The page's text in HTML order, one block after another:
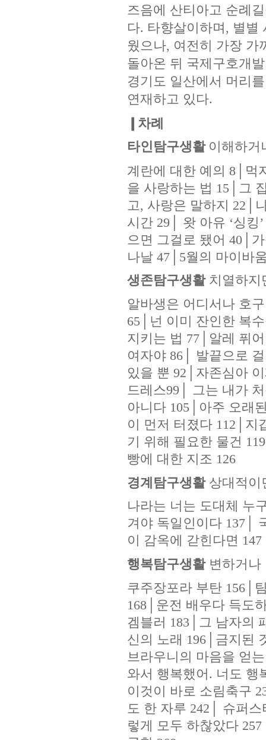
즈음에 산티아고 순례
다. 타향살이하며, 별별
웠으나, 여전히 가장 가
돌아온 뒤 국제구호개
경기도 일산에서 머리
연재하고 있다.
❙차례
타인탐구생활 이해하거
계란에 대한 예의 8│먹
을 사랑하는 법 15│그
고, 사랑은 말하지 22│
시간 29│ 왓 아유 ‘싱
으면 그걸로 됐어 40│
나날 47│5월의 마이바
생존탐구생활치열하지
알바생은 어디서나 호
65│넌 이미 잔인한 복
지키는 법 77│알레 퓌
여자야 86│ 발끝으로
있을 뿐 92│자존심아
드레스99│ 그는 내가
아니다 105│아주 오래
이 먼저 터졌다 112│지
기 위해 필요한 물건
빵에 대한 지조 126
경계탐구생활상대적이
나라는 너는 도대체 누
겨야 독일인이다 137│
이 감옥에 갇힌다면 147
행복탐구생활변하거나
쿠주장포라 부탄 156│
168
운전 배우다 득도
겜블러 183
그 남자의
신의 노래 196│ 금지된
브라우니의 마음을 얻
와서 행복했어. 너도 행
이것이 바로 소림축구
도 한 자루 242
슈퍼스
렇게 모두 하찮았다 257